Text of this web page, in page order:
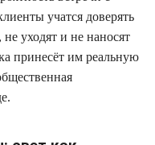
учатся доверять
уходят и не наносят
принесёт им реальную